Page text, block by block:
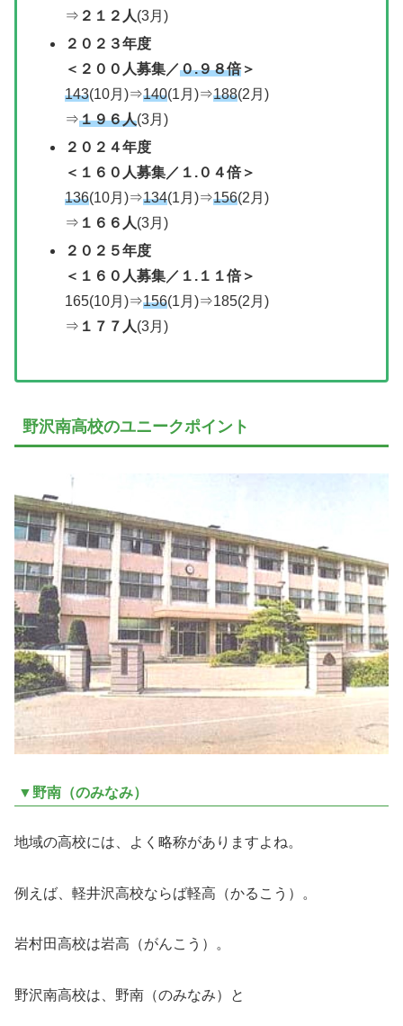
⇒ ２１２人(3月)
２０２３年度
＜ ２００人募集／０.９８倍＞
143(10月)⇒140(1月)⇒188(2月)
⇒１９６人(3月)
２０２４年度
＜１６０人募集／１.０４倍＞
136(10月)⇒134(1月)⇒156(2月)
⇒ １６６人(3月)
２０２５年度
＜１６０人募集／１.１１倍＞
165(10月)⇒156(1月)⇒185(2月)
⇒ １７７人(3月)
野沢南高校のユニークポイント
▼野南（のみなみ）
地域の高校には、よく略称がありますよね。
例えば、軽井沢高校ならば軽高（かるこう）。
岩村田高校は岩高（がんこう）。
野沢南高校は、野南（のみなみ）と